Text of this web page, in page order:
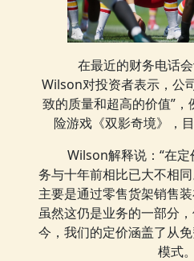
在最近的财务电话
Wilson对投资者表示，公
致的质量和超高的价值”
险游戏《双影奇境》，
Wilson解释说：“在
务与十年前相比已大不相
主要是通过零售货架销售
虽然这仍是业务的一部分
今，我们的定价涵盖了从
模式